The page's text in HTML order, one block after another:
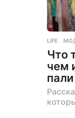
LIFE
Что
чем
пали